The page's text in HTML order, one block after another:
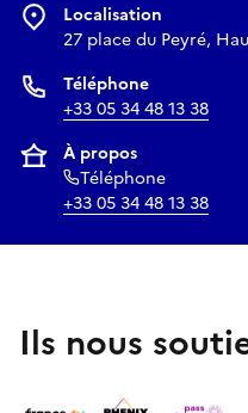
Localisation
27 place du Peyré,
Téléphone
+33 05 34 48 13 38
À propos
Téléphone
+33 05 34 48 13 38
Ils nous